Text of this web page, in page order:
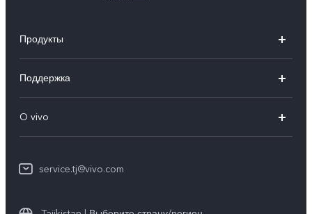
Продукты
V29
Y27s
Поддержка
IMEI аутентификация
O vivo
Пресс Центр
service.tj@vivo.com